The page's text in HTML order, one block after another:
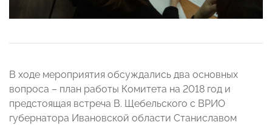
В ходе мероприятия обсуждались два основных
вопроса – план работы Комитета на 2018 год и
предстоящая встреча В. Щебельского с ВРИО
губернатора Ивановской области Станиславом